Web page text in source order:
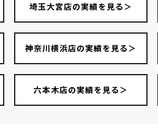
埼玉大宮店の実績を見る＞
神奈川横浜店の実績を見る＞
六本木店の実績を見る＞